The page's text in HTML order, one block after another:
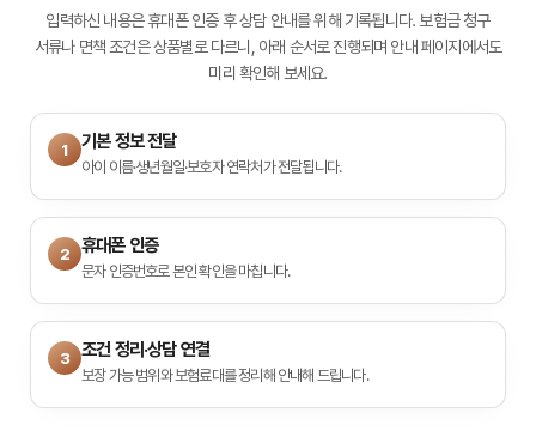
입력하신 내용은 휴대폰 인증 후 상담 안내를 위해 기록됩니다. 보험금 청구
서류나 면책 조건은 상품별로 다르니, 아래 순서로 진행되며 안내 페이지에서도
미리 확인해 보세요.
1 기본 정보 전달
아이 이름·생년월일·보호자 연락처가 전달됩니다.
2 휴대폰 인증
문자 인증번호로 본인 확인을 마칩니다.
3 조건 정리·상담 연결
보장 가능 범위와 보험료대를 정리해 안내해 드립니다.